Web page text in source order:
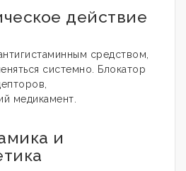
действие
средством,
системно. Блокатор
медикамент.
и